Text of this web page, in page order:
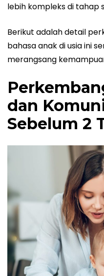
lebih kompleks di tahap
Berikut adalah detail
bahasa anak di usia ini
merangsang
dan
Sebelum 2